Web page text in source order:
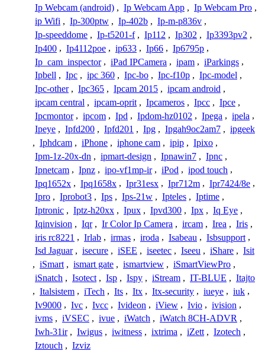
Ip Webcam (android) , Ip Webcam App , Ip Webcam Pro ,
ip Wifi , Ip-300ptw , Ip-402b , Ip-m-p836v ,
Ip-speeddome , Ip-t5201-f , Ip112 , Ip302 , Ip3393pv2 ,
Ip400 , Ip4112poe , ip633 , Ip66 , Ip6795p ,
Ip_cam_inspector , iPad IPCamera , ipam , iParkings ,
Ipbell , Ipc , ipc 360 , Ipc-bo , Ipc-f10p , Ipc-model ,
Ipc-other , Ipc365 , Ipcam 2015 , ipcam android ,
ipcam central , ipcam-oprit , Ipcameros , Ipcc , Ipce ,
Ipcmontor , ipcom , Ipd , Ipdom-hz0102 , Ipega , ipela ,
Ipeye , Ipfd200 , Ipfd201 , Ipg , Ipgah9oc2am7 , ipgeek
, Iphdcam , iPhone , iphone cam , ipip , Ipixo ,
Ipm-1z-20x-dn , ipmart-design , Ipnawin7 , Ipnc ,
Ipnetcam , Ipnz , ipo-vf1mp-ir , iPod , ipod touch ,
Ipq1652x , Ipq1658x , Ipr31esx , Ipr712m , Ipr7424/8e ,
Ipro , Iprobot3 , Ips , Ips-21w , Ipteles , Iptime ,
Iptronic , Iptz-h20xx , Ipux , Ipvd300 , Ipx , Iq Eye ,
Iqinvision , Iqr , Ir Color Ip Camera , ircam , Irea , Iris ,
iris rc8221 , Irlab , irmas , iroda , Isabeau , Isbsupport ,
Isd Jaguar , isecure , iSEE , iseetec , Iseeu , iShare , Isit
, iSmart , ismart gate , ismartview , iSmartViewPro ,
iSnatch , Isotect , Isp , Ispy , iStream , IT-BLUE , Itajto
, Italsistem , iTech , Its , Itx , Itx-security , iueye , iuk ,
Iv9000 , Ivc , Ivcc , Ivideon , iView , Ivio , ivision ,
ivms , iVSEC , ivue , iWatch , iWatch 8CH-ADVR ,
Iwh-31ir , Iwigus , iwitness , ixtrima , iZett , Izotech ,
Iztouch , Izviz